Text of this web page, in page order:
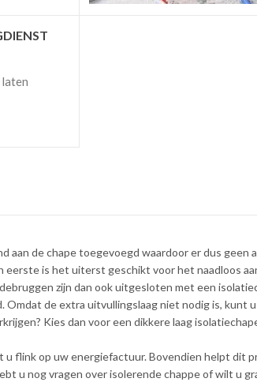
aan de chape toegevoegd waardoor er dus geen
is het uiterst geschikt voor het naadloos
zijn dan ook uitgesloten met een
de extra uitvullingslaag niet nodig is, kunt
Kies dan voor een dikkere laag
flink op uw energiefactuur. Bovendien helpt dit
u nog vragen over isolerende chappe of wilt u